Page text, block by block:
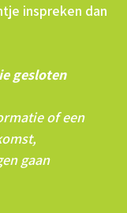
inspreken dan
gesloten
of een
gaan